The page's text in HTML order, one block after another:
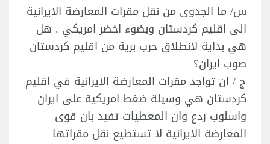
س/ ما الجدوى من نقل مقرات المعارضة الايرانية
الى اقليم كردستان وبضوء اخضر امريكي . هل
هي بداية لانطلاق حرب برية من اقليم كردستان
صوب ايران؟
ج / ان تواجد مقرات المعارضة الايرانية في اقليم
كردستان هي وسيلة ضغط امريكية على ايران
واسلوب ردع وان المعطيات تفيد بان قوى
المعارضة الايرانية لا تستطيع نقل مقراتها